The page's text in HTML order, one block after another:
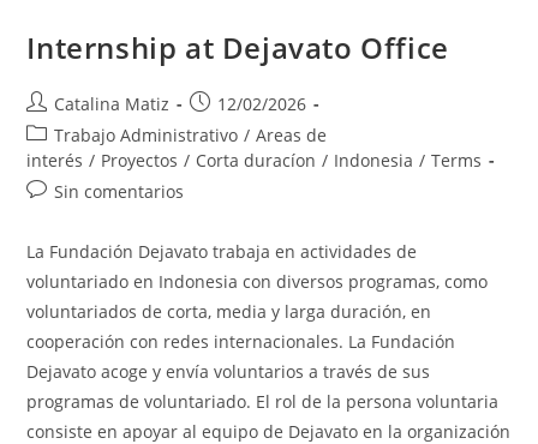
Internship at Dejavato Office
Autor
de
la
entrada:
Catalina Matiz
Publicación
de
la
12/02/2026
Categoría
de
la
Trabajo Administrativo / Areas de
interés / Proyectos / Corta duracíon / Indonesia / Terms
Comentarios
la
entrada:
Sin comentarios
La Fundación Dejavato trabaja en actividades de
voluntariado en Indonesia con diversos programas, como
voluntariados de corta, media y larga duración, en
cooperación con redes internacionales. La Fundación
Dejavato acoge y envía voluntarios a través de sus
programas de voluntariado. El rol de la persona voluntaria
consiste en apoyar al equipo de Dejavato en la organización